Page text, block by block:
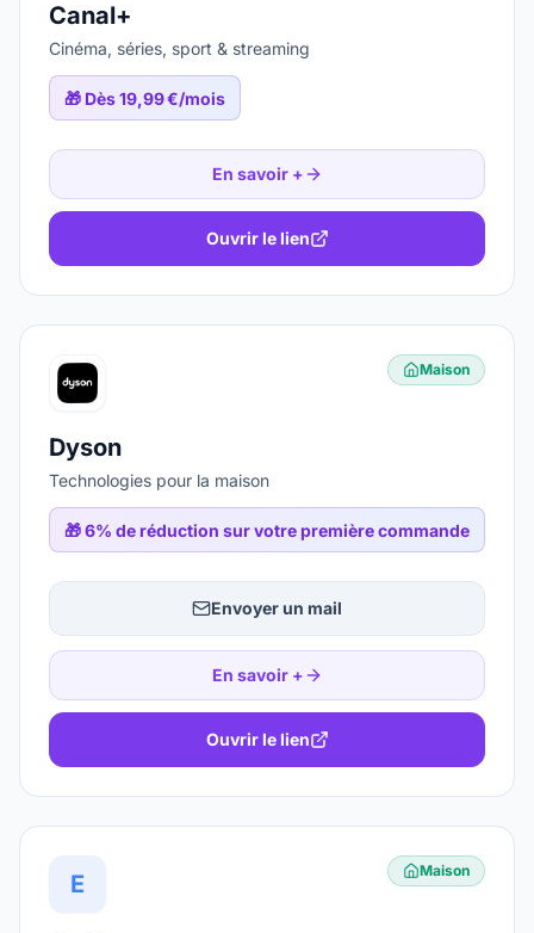
Canal+
Cinéma, séries, sport & streaming
🎁 Dès 19,99 €/mois
En savoir +
Ouvrir le lien
Maison
Dyson
Technologies pour la maison
🎁6% de réduction sur votre première commande
Envoyer un mail
En savoir +
Ouvrir le lien
E Maison